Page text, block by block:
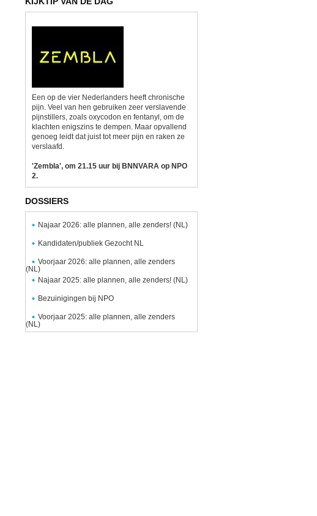
Een op de vier Nederlanders heeft chronische
pijn. Veel van hen gebruiken zeer verslavende
pijnstillers, zoals oxycodon en fentanyl, om de
klachten enigszins te dempen. Maar opvallend
genoeg leidt dat juist tot meer pijn en raken ze
verslaafd.
'Zembla', om 21.15 uur bij BNNVARA op NPO
2.
DOSSIERS
Najaar 2026: alle plannen, alle zenders! (NL)
Kandidaten/publiek Gezocht NL
Voorjaar 2026: alle plannen, alle zenders
(NL)
Najaar 2025: alle plannen, alle zenders! (NL)
Bezuinigingen bij NPO
Voorjaar 2025: alle plannen, alle zenders
(NL)